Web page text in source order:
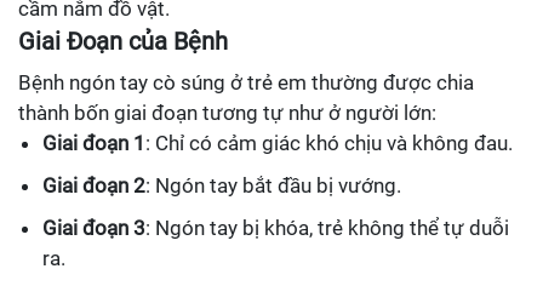
cầm nắm đồ vật.
Giai Đoạn của Bệnh
Bệnh ngón tay cò súng ở trẻ em thường được chia
thành bốn giai đoạn tương tự như ở người lớn:
Giai đoạn 1 : Chỉ có cảm giác khó chịu và không đau.
Giai đoạn 2: Ngón tay bắt đầu bị vướng.
Giai đoạn 3: Ngón tay bị khóa, trẻ không thể tự duỗi
ra.